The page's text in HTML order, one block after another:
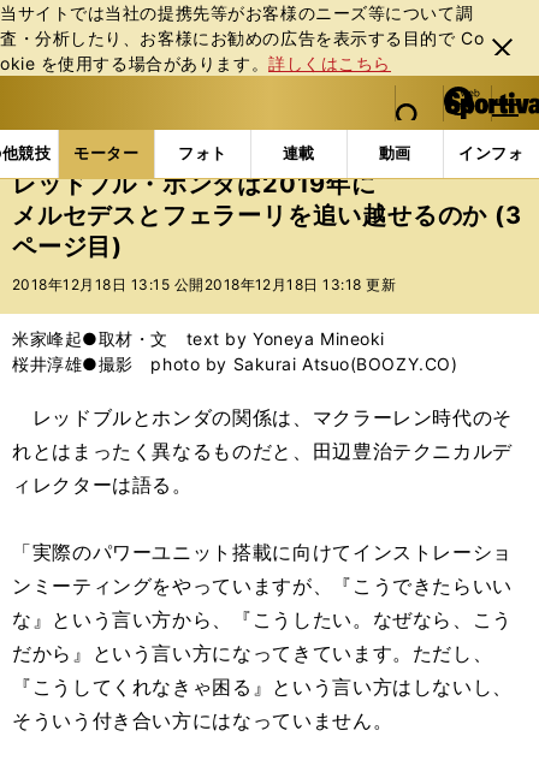
当サイトでは当社の提携先等がお客様のニーズ等について調
査・分析したり、お客様にお勧めの広告を表⽰する⽬的で Co
okie を使⽤する場合があります。詳しくはこちら
閉じ
る
web Sportiva (webスポルティーバ)
検索
マイペ
ー
ジ
メニュ
競技 モーター フォト 連載 動画 インフォ
b
ス
ポ
ル
テ
ー
バ
モーターの記事一覧 モーター F1 レッドブル・
レッドブル・ホンダは2019年に
メルセデスとフェラーリを追い越せるのか (3
ページ目)
2018年12月18日 13:15 公開 2018年12月18日 13:18 更新
米家峰起●取材・文 text by Yoneya Mineoki
桜井淳雄●撮影 photo by Sakurai Atsuo(BOOZY.CO)
レッドブルとホンダの関係は、マクラーレン時代のそ
れとはまったく異なるものだと、田辺豊治テクニカルデ
ィレクターは語る。
「実際のパワーユニット搭載に向けてインストレーショ
ンミーティングをやっていますが、『こうできたらいい
な』という言い方から、『こうしたい。なぜなら、こう
だから』という言い方になってきています。ただし、
『こうしてくれなきゃ困る』という言い方はしないし、
そういう付き合い方にはなっていません。